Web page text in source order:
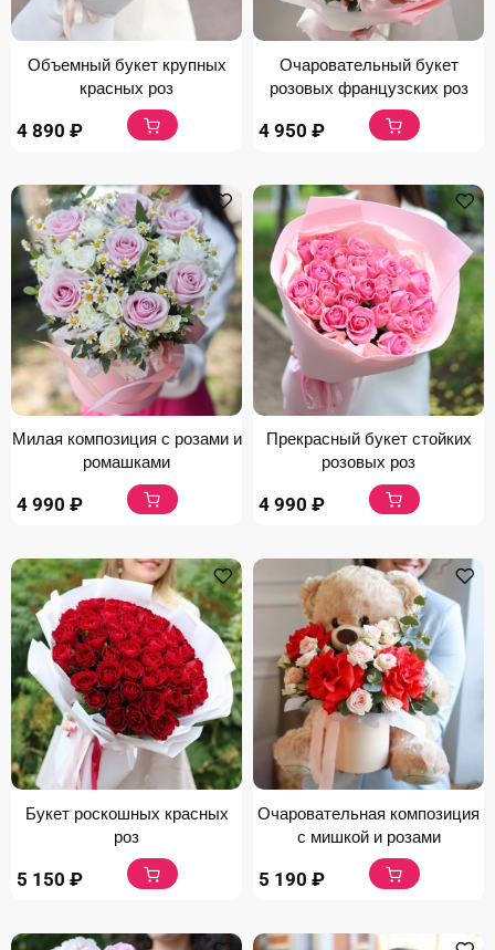
Объемный букет крупных
красных роз
4 890 ₽
Очаровательный букет
розовых французских роз
4 950 ₽
Милая композиция с розами и
ромашками
4 990 ₽
Прекрасный букет стойких
розовых роз
4 990 ₽
Букет роскошных красных
роз
5 150 ₽
Очаровательная композиция
с мишкой и розами
5 190 ₽